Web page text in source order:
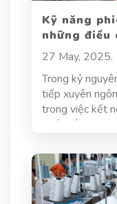
Kỹ năng
những điều
trong
27 May, 2025.
Trong kỷ
tiếp xuyên
trong việc kết
quốc tế. Trong
thiết yếu nhờ
mạnh mẽ của
kinh tế, công nghệ và
kỹ năng phiên